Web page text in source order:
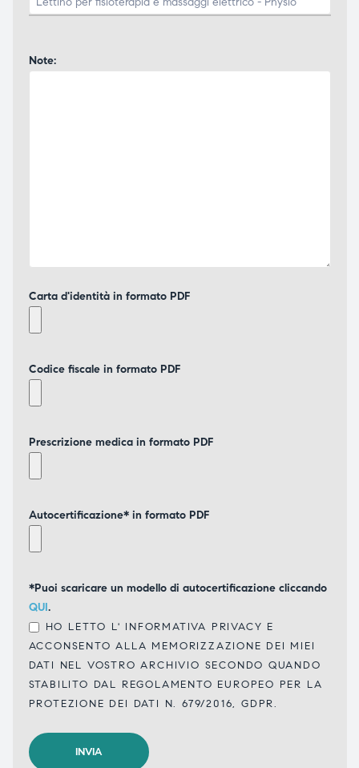
Note:
Carta d'identità in formato PDF
Codice fiscale in formato PDF
Prescrizione medica in formato PDF
Autocertificazione* in formato PDF
*Puoi scaricare un modello di autocertificazione cliccando
QUI.
HO LETTO L' INFORMATIVA PRIVACY E
ACCONSENTO ALLA MEMORIZZAZIONE DEI MIEI
DATI NEL VOSTRO ARCHIVIO SECONDO QUANDO
STABILITO DAL REGOLAMENTO EUROPEO PER LA
PROTEZIONE DEI DATI N. 679/2016, GDPR.